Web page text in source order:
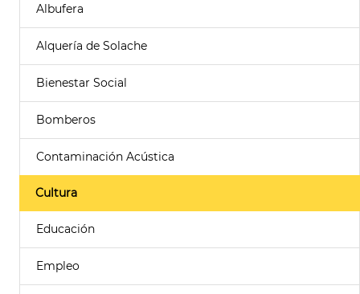
Albufera
Alquería de Solache
Bienestar Social
Bomberos
Contaminación Acústica
Cultura
Educación
Empleo